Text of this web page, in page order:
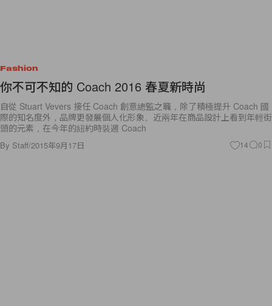
Fashion
你不可不知的 Coach 2016 春夏新時尚
自從 Stuart Vevers 接任 Coach 創意總監之職，除了積極提升 Coach 國
際的知名度外，品牌更發展個人化形象。近兩年在商品設計上看到年輕街
頭的元素，在今年的紐約時裝週 Coach
By Staff/2015年9月17日 14 0